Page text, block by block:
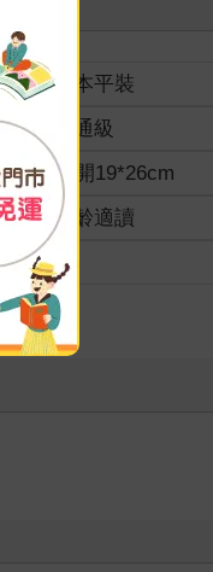
紙本平裝
普通級
16開19*26cm
全齡適讀